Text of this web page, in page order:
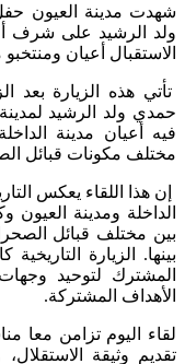
شهدت مدينة العيون
ولد الرشيد على شرف
الاستقبال أعيان
تأتي هذه الزيارة بعد
حمدي ولد الرشيد
فيه أعيان مدينة
مختلف مكونات قبائل
إن هذا اللقاء يعكس
الداخلة ومدينة العيون
بين مختلف قبائل
بينها. الزيارة
المشترك لتوحيد
الأهداف المشتركة.
لقاء اليوم تزامن معا
تقديم وثيقة